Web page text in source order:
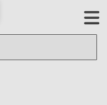
met
producten
waaronder
In onze